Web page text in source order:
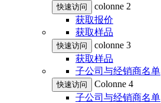
快速访问
colonne 2
获取报价
获取样品
快速访问
colonne 3
获取样品
子公司与经销商名单
快速访问
Colonne 4
子公司与经销商名单